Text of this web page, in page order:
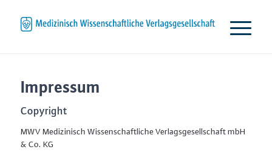
Impressum
Copyright
MWV Medizinisch Wissenschaftliche Verlagsgesellschaft mbH
& Co. KG